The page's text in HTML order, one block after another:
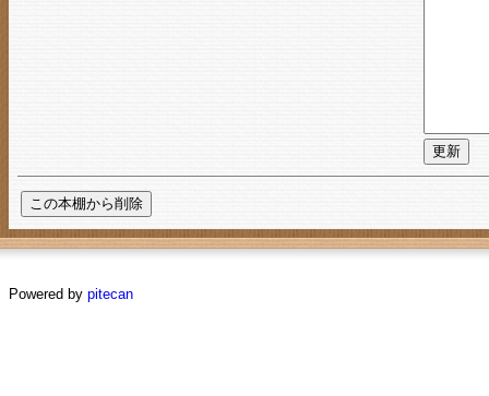
Powered by pitecan